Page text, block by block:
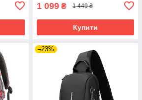
1 099 ₴ 1 449 ₴
Купити
–23%